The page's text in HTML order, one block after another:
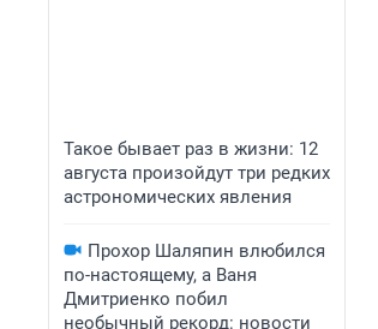
Такое бывает раз в жизни: 12
августа произойдут три редких
астрономических явления
Прохор Шаляпин влюбился
по-настоящему, а Ваня
Дмитриенко побил
необычный рекорд: новости